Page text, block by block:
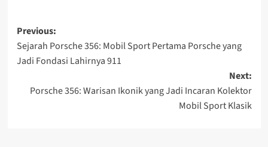
Previous:
Sejarah Porsche 356: Mobil Sport Pertama Porsche yang
Jadi Fondasi Lahirnya 911
Next:
Porsche 356: Warisan Ikonik yang Jadi Incaran Kolektor
Mobil Sport Klasik